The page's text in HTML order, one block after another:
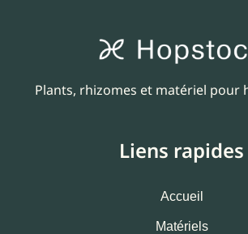
Plants, rhizomes et matériel pour
Liens rapides
Accueil
Matériels